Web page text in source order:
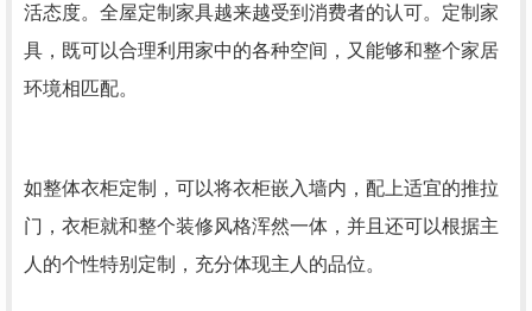
活态度。全屋定制家具越来越受到消费者的认可。定制家
具，既可以合理利用家中的各种空间，又能够和整个家居
环境相匹配。
如整体衣柜定制，可以将衣柜嵌入墙内，配上适宜的推拉
门，衣柜就和整个装修风格浑然一体，并且还可以根据主
人的个性特别定制，充分体现主人的品位。